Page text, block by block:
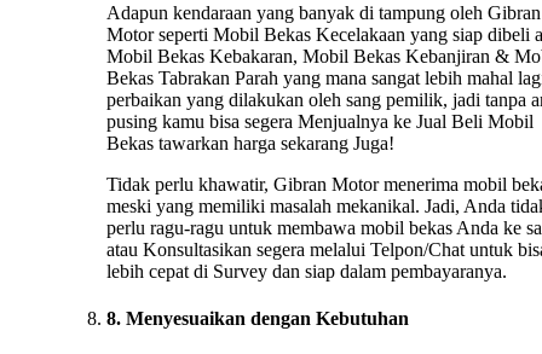
Adapun kendaraan yang banyak di tampung oleh Gibran
Motor seperti Mobil Bekas Kecelakaan yang siap dibeli
Mobil Bekas Kebakaran, Mobil Bekas Kebanjiran &
Bekas Tabrakan Parah yang mana sangat lebih mahal
perbaikan yang dilakukan oleh sang pemilik, jadi tanpa
pusing kamu bisa segera Menjualnya ke Jual Beli Mobil
Bekas tawarkan harga sekarang Juga!
Tidak perlu khawatir, Gibran Motor menerima mobil
meski yang memiliki masalah mekanikal. Jadi, Anda
perlu ragu-ragu untuk membawa mobil bekas Anda ke
atau Konsultasikan segera melalui Telpon/Chat untuk
lebih cepat di Survey dan siap dalam pembayaranya.
8. Menyesuaikan dengan Kebutuhan